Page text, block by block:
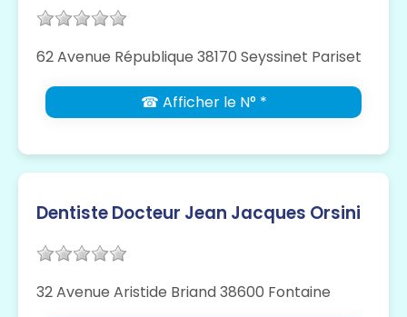
62 Avenue République 38170 Seyssinet Pariset
☎ Afficher le N° *
Dentiste Docteur Jean Jacques Orsini
32 Avenue Aristide Briand 38600 Fontaine